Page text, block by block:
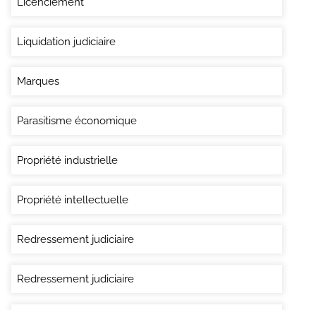
Liquidation judiciaire
Marques
Parasitisme économique
Propriété industrielle
Propriété intellectuelle
Redressement judiciaire
Redressement judiciaire